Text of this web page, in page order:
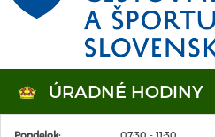
ÚRADNÉ HODINY
Pondelok: 07:30 - 11:30